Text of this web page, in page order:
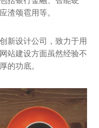
渣颂雹用等。
新设计公司，致力于用
站建设方面虽然经验不
的功底。